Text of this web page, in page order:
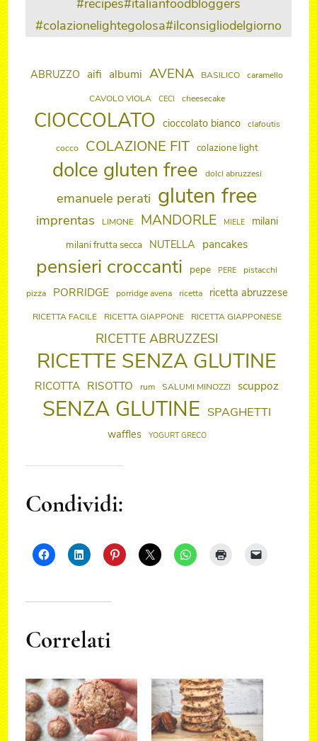
#recipes#italianfoodbloggers
#colazionelightegolosa#ilconsigliodelgiorno
ABRUZZO aifi albumi AVENA BASILICO caramello
CAVOLO VIOLA CECI cheesecake
CIOCCOLATO cioccolato bianco clafoutis
cocco COLAZIONE FIT colazione light
dolce gluten free dolci abruzzesi
emanuele perati gluten free
imprentas LIMONE MANDORLE MIELE milani
milani frutta secca NUTELLA pancakes
pensieri croccanti pepe PERE pistacchi
pizza PORRIDGE porridge avena ricetta ricetta abruzzese
RICETTA FACILE RICETTA GIAPPONE RICETTA GIAPPONESE
RICETTE ABRUZZESI
RICETTE SENZA GLUTINE
RICOTTA RISOTTO rum SALUMI MINOZZI scuppoz
SENZA GLUTINE SPAGHETTI
waffles YOGURT GRECO
Condividi:
Correlati